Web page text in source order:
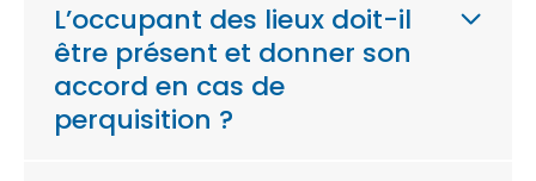
L’occupant des lieux doit-il
être présent et donner son
accord en cas de
perquisition ?